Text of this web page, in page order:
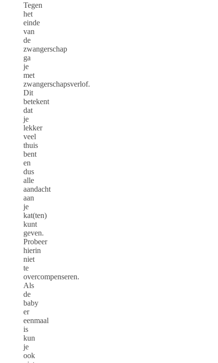
Tegen
het
einde
van
de
zwangerschap
ga
je
met
zwangerschapsverlof.
Dit
betekent
dat
je
lekker
veel
thuis
bent
en
dus
alle
aandacht
aan
je
kat(ten)
kunt
geven.
Probeer
hierin
niet
te
overcompenseren.
Als
de
baby
er
eenmaal
is
kun
je
ook